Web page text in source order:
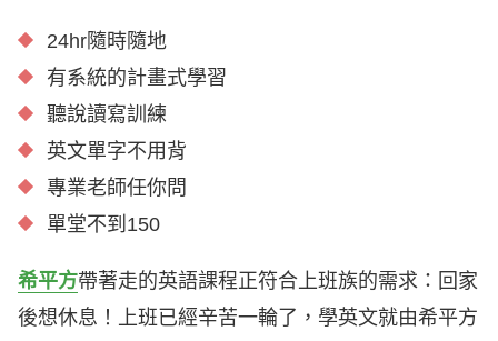
24hr隨時隨地
有系統的計畫式學習
聽說讀寫訓練
英文單字不用背
專業老師任你問
單堂不到150
希平方帶著走的英語課程正符合上班族的需求：回家
後想休息！上班已經辛苦一輪了，學英文就由希平方